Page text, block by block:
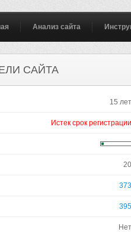
Анализ сайта
САЙТА
15 лет
Истек срок регистрации
20
373
395
Нет